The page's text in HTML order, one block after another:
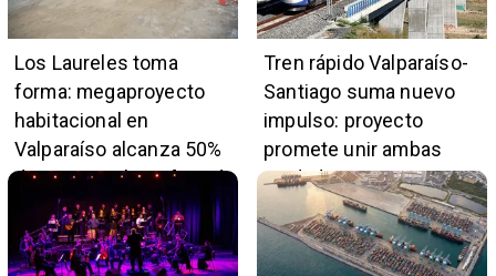
Los Laureles toma
forma: megaproyecto
habitacional en
Valparaíso alcanza 50%
de avance y beneficiará
a 396 familias
Tren rápido Valparaíso-
Santiago suma nuevo
impulso: proyecto
promete unir ambas
ciudades en 45 minutos